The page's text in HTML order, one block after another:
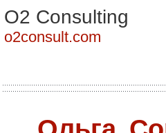
О2 Consulting
o2consult.com